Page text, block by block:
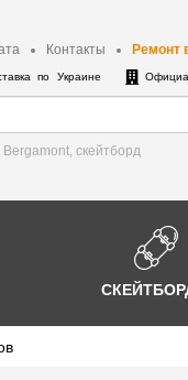
Контакты Ремонт
по Украине
cкейтборд